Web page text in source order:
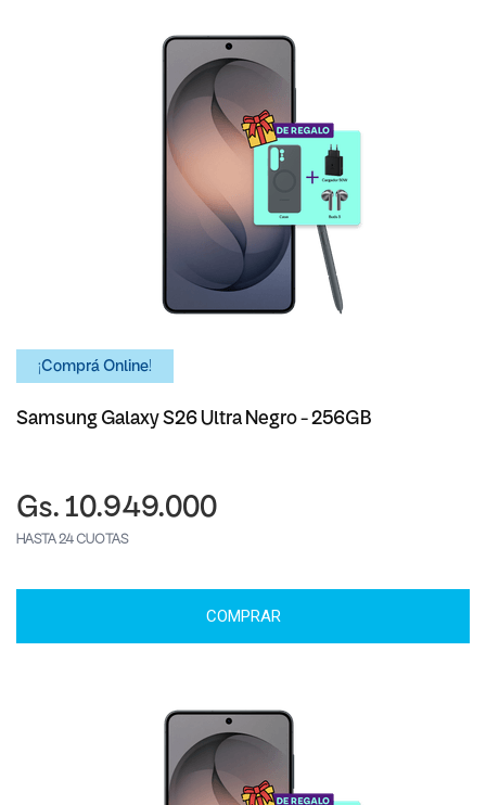
¡Comprá Online!
Samsung Galaxy S26 Ultra Negro - 256GB
Gs. 10.949.000
HASTA 24 CUOTAS
COMPRAR